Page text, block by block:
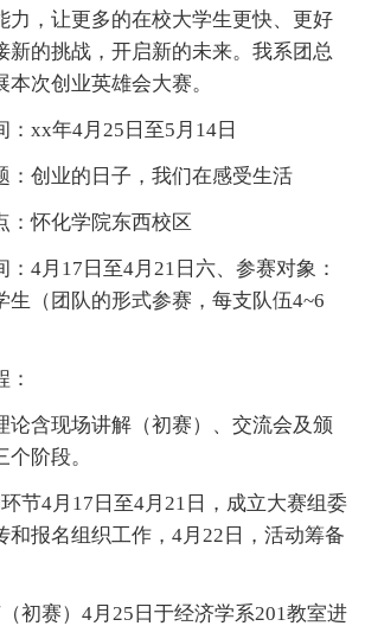
力，让更多的在校大学生更快、更好
新的挑战，开启新的未来。我系团总
次创业英雄会大赛。
：xx年4月25日至5月14日
：创业的日子，我们在感受生活
：怀化学院东西校区
：4月17日至4月21日六、参赛对象：
生（团队的形式参赛，每支队伍4~6
论含现场讲解（初赛）、交流会及颁
阶段。
节4月17日至4月21日，成立大赛组委
和报名组织工作，4月22日，活动筹备
初赛）4月25日于经济学系201教室进